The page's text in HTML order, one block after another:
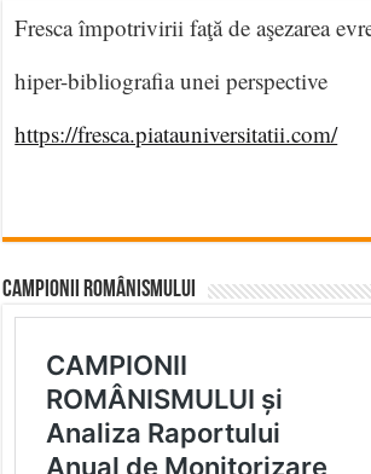
Fresca împotrivirii faţă de aşezarea
hiper-bibliografia unei perspective
https://fresca.piatauniversitatii.com/
CAMPIONII ROMÂNISMULUI